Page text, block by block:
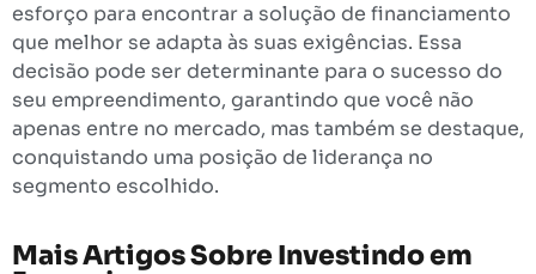
esforço para encontrar a solução de financiamento
que melhor se adapta às suas exigências. Essa
decisão pode ser determinante para o sucesso do
seu empreendimento, garantindo que você não
apenas entre no mercado, mas também se destaque,
conquistando uma posição de liderança no
segmento escolhido.
Mais Artigos SobreInvestindo em